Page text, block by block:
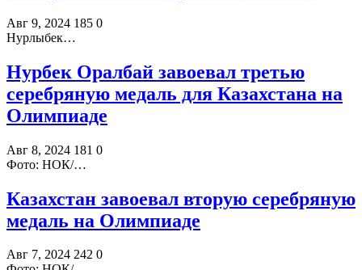
Авг 9, 2024 185 0
Нурлыбек…
Нурбек Оралбай завоевал третью
серебряную медаль для Казахстана на
Олимпиаде
Авг 8, 2024 181 0
Фото: НОК/…
Казахстан завоевал вторую серебряную
медаль на Олимпиаде
Авг 7, 2024 242 0